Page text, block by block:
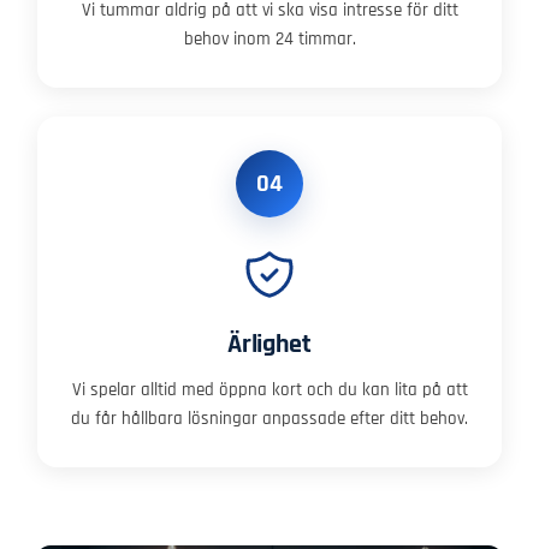
Vi tummar aldrig på att vi ska visa intresse för ditt
behov inom 24 timmar.
04
Ärlighet
Vi spelar alltid med öppna kort och du kan lita på att
du får hållbara lösningar anpassade efter ditt behov.